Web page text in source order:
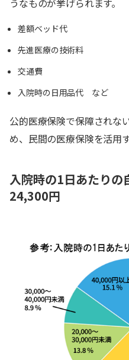
うなものが挙げられます。
差額ベッド代
先進医療の技術料
交通費
入院時の日用品代 など
公的医療保険で保障されな
め、民間の医療保険を活用
入院時の1日あたりの
24,300円